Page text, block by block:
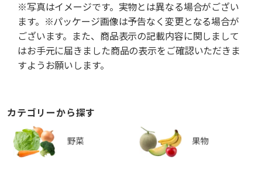
※写真はイメージです。実物とは異なる場合がござい
ます。※パッケージ画像は予告なく変更となる場合が
ございます。また、商品表示の記載内容に関しまして
はお手元に届きました商品の表示をご確認いただきま
すようお願いします。
カテゴリーから探す